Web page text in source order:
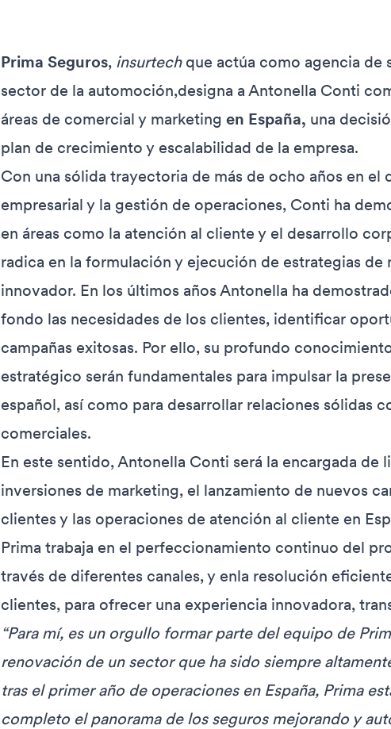
Prima Seguros, insurtechque actúa como agencia de
sector de la automoción,designa a Antonella Conti
áreas de comercial y marketingen España, una
plan de crecimiento y escalabilidad de la empresa.
Con una sólida trayectoria de más de ocho años en el
empresarial y la gestión de operaciones, Conti ha
en áreas como la atención al cliente y el desarrollo
radica en la formulación y ejecución de estrategias
innovador. En los últimos años Antonella ha
fondo las necesidades de los clientes, identificar
campañas exitosas. Por ello, su profundo
estratégico serán fundamentales para impulsar la
español, así como para desarrollar relaciones sólidas
comerciales.
En este sentido, Antonella Conti será la encargada de
inversiones de marketing, el lanzamiento de nuevos
clientes y las operaciones de atención al cliente en
Prima trabaja en el perfeccionamiento continuo del
través de diferentes canales, y enla resolución
clientes, para ofrecer una experiencia innovadora,
“Para mí, es un orgullo formar parte del equipo de
renovación de un sector que ha sido siempre
tras el primer año de operaciones en España, Prima
completo el panorama de los seguros mejorando y